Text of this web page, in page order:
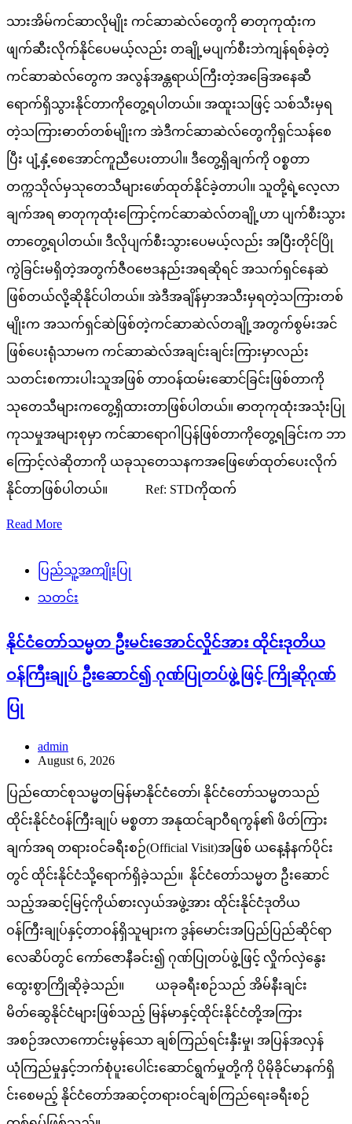
သားအိမ်ကင်ဆာလိုမျိုး ကင်ဆာဆဲလ်တွေကို ဓာတုကုထုံးက
ဖျက်ဆီးလိုက်နိုင်ပေမယ့်လည်း တချို့မပျက်စီးဘဲကျန်ရစ်ခဲ့တဲ့
ကင်ဆာဆဲလ်တွေက အလွန်အန္တရာယ်ကြီးတဲ့အခြေအနေဆီ
ရောက်ရှိသွားနိုင်တာကိုတွေ့ရပါတယ်။ အထူးသဖြင့် သစ်သီးမှရ
တဲ့သကြားဓာတ်တစ်မျိုးက အဲဒီကင်ဆာဆဲလ်တွေကိုရှင်သန်စေ
ပြီး ပျံ့နှံ့စေအောင်ကူညီပေးတာပါ။ ဒီတွေ့ရှိချက်ကို ဝစ္စတာ
တက္ကသိုလ်မှသုတေသီများဖော်ထုတ်နိုင်ခဲ့တာပါ။ သူတို့ရဲ့လေ့လာ
ချက်အရ ဓာတုကုထုံးကြောင့်ကင်ဆာဆဲလ်တချို့ဟာ ပျက်စီးသွား
တာတွေ့ရပါတယ်။ ဒီလိုပျက်စီးသွားပေမယ့်လည်း အပြီးတိုင်ပြို
ကွဲခြင်းမရှိတဲ့အတွက်ဇီဝဗေဒနည်းအရဆိုရင် အသက်ရှင်နေဆဲ
ဖြစ်တယ်လို့ဆိုနိုင်ပါတယ်။ အဲဒီအချိန်မှာအသီးမှရတဲ့သကြားတစ်
မျိုးက အသက်ရှင်ဆဲဖြစ်တဲ့ကင်ဆာဆဲလ်တချို့အတွက်စွမ်းအင်
ဖြစ်ပေးရုံသာမက ကင်ဆာဆဲလ်အချင်းချင်းကြားမှာလည်း
သတင်းစကားပါးသူအဖြစ် တာဝန်ထမ်းဆောင်ခြင်းဖြစ်တာကို
သုတေသီများကတွေ့ရှိထားတာဖြစ်ပါတယ်။ ဓာတုကုထုံးအသုံးပြု
ကုသမှုအများစုမှာ ကင်ဆာရောဂါပြန်ဖြစ်တာကိုတွေ့ရခြင်းက ဘာ
ကြောင့်လဲဆိုတာကို ယခုသုတေသနကအဖြေဖော်ထုတ်ပေးလိုက်
နိုင်တာဖြစ်ပါတယ်။ Ref: STDကိုထက်
Read More
ပြည်သူ့အကျိုးပြု
သတင်း
နိုင်ငံတော်သမ္မတ ဦးမင်းအောင်လှိုင်အား ထိုင်းဒုတိယ
ဝန်ကြီးချုပ် ဦးဆောင်၍ ဂုဏ်ပြုတပ်ဖွဲ့ဖြင့် ကြိုဆိုဂုဏ်
ပြု
admin
August 6, 2026
ပြည်ထောင်စုသမ္မတမြန်မာနိုင်ငံတော်၊ နိုင်ငံတော်သမ္မတသည်
ထိုင်းနိုင်ငံဝန်ကြီးချုပ် မစ္စတာ အနုထင်ချာဝီရကွန်၏ ဖိတ်ကြား
ချက်အရ တရားဝင်ခရီးစဉ်(Official Visit)အဖြစ် ယနေ့နံနက်ပိုင်း
တွင် ထိုင်းနိုင်ငံသို့ရောက်ရှိခဲ့သည်။ နိုင်ငံတော်သမ္မတ ဦးဆောင်
သည့်အဆင့်မြင့်ကိုယ်စားလှယ်အဖွဲ့အား ထိုင်းနိုင်ငံဒုတိယ
ဝန်ကြီးချုပ်နှင့်တာဝန်ရှိသူများက ဒွန်မောင်းအပြည်ပြည်ဆိုင်ရာ
လေဆိပ်တွင် ကော်ဇောနီခင်း၍ ဂုဏ်ပြုတပ်ဖွဲ့ဖြင့် လှိုက်လှဲနွေး
ထွေးစွာကြိုဆိုခဲ့သည်။ ယခုခရီးစဉ်သည် အိမ်နီးချင်း
မိတ်ဆွေနိုင်ငံများဖြစ်သည့် မြန်မာနှင့်ထိုင်းနိုင်ငံတို့အကြား
အစဉ်အလာကောင်းမွန်သော ချစ်ကြည်ရင်းနှီးမှု၊ အပြန်အလှန်
ယုံကြည်မှုနှင့်ဘက်စုံပူးပေါင်းဆောင်ရွက်မှုတို့ကို ပိုမိုခိုင်မာနက်ရှိ
င်းစေမည့် နိုင်ငံတော်အဆင့်တရားဝင်ချစ်ကြည်ရေးခရီးစဉ်